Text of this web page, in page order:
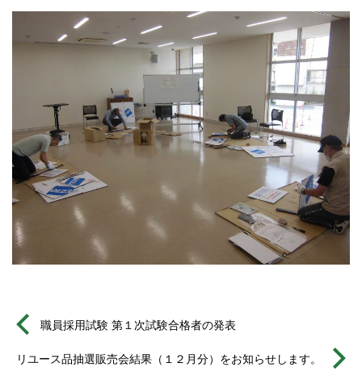
職員採用試験 第１次試験合格者の発表
リユース品抽選販売会結果（１２月分）をお知らせします。